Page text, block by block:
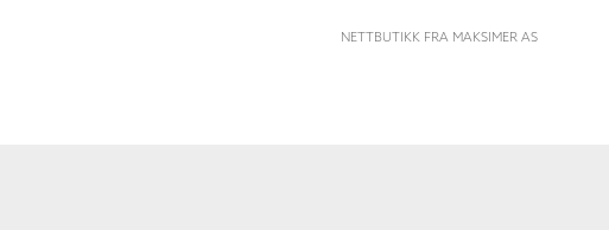
NETTBUTIKK FRA MAKSIMER AS